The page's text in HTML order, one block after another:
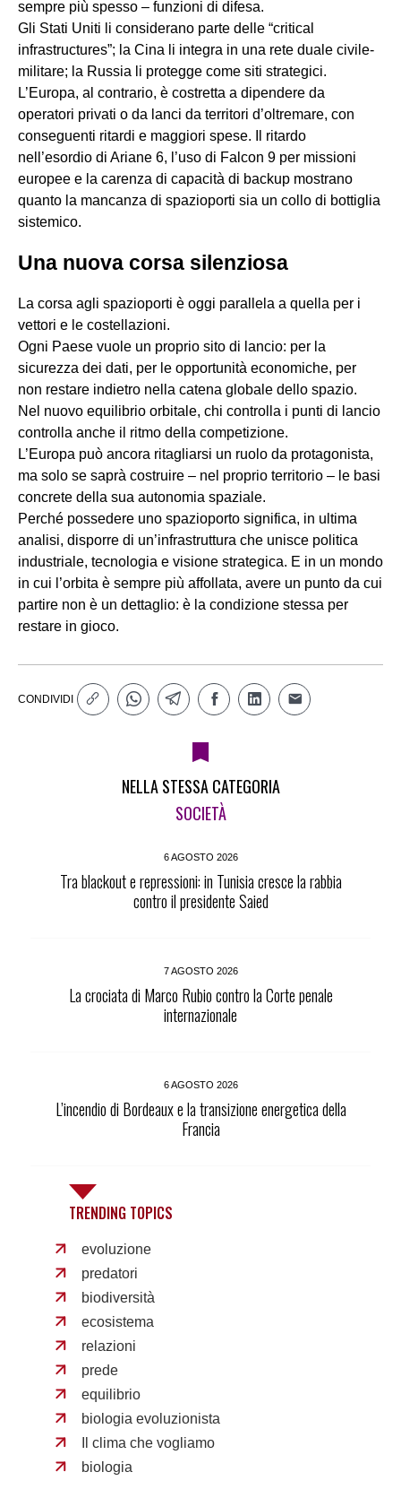
sempre più spesso – funzioni di difesa.
Gli Stati Uniti li considerano parte delle “critical
infrastructures”; la Cina li integra in una rete duale civile-
militare; la Russia li protegge come siti strategici.
L’Europa, al contrario, è costretta a dipendere da
operatori privati o da lanci da territori d’oltremare, con
conseguenti ritardi e maggiori spese. Il ritardo
nell’esordio di Ariane 6, l’uso di Falcon 9 per missioni
europee e la carenza di capacità di backup mostrano
quanto la mancanza di spazioporti sia un collo di bottiglia
sistemico.
Una nuova corsa silenziosa
La corsa agli spazioporti è oggi parallela a quella per i
vettori e le costellazioni.
Ogni Paese vuole un proprio sito di lancio: per la
sicurezza dei dati, per le opportunità economiche, per
non restare indietro nella catena globale dello spazio.
Nel nuovo equilibrio orbitale, chi controlla i punti di lancio
controlla anche il ritmo della competizione.
L’Europa può ancora ritagliarsi un ruolo da protagonista,
ma solo se saprà costruire – nel proprio territorio – le basi
concrete della sua autonomia spaziale.
Perché possedere uno spazioporto significa, in ultima
analisi, disporre di un’infrastruttura che unisce politica
industriale, tecnologia e visione strategica. E in un mondo
in cui l’orbita è sempre più affollata, avere un punto da cui
partire non è un dettaglio: è la condizione stessa per
restare in gioco.
CONDIVIDI
NELLA STESSA CATEGORIA
SOCIETÀ
6 AGOSTO 2026
Tra blackout e repressioni: in Tunisia cresce la rabbia
contro il presidente Saied
7 AGOSTO 2026
La crociata di Marco Rubio contro la Corte penale
internazionale
6 AGOSTO 2026
L’incendio di Bordeaux e la transizione energetica della
Francia
TRENDING TOPICS
evoluzione
predatori
biodiversità
ecosistema
relazioni
prede
equilibrio
biologia evoluzionista
Il clima che vogliamo
biologia